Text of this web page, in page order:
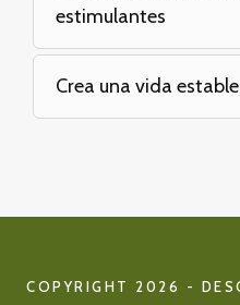
estimulantes
Crea una vida
COPYRIGHT 2026 -